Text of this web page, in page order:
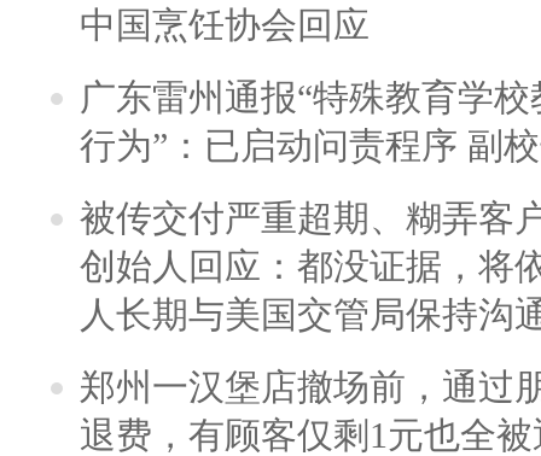
中国烹饪协会回应
广东雷州通报“特殊教育学
行为”：已启动问责程序 副
被传交付严重超期、糊弄客
创始人回应：都没证据，将
人长期与美国交管局保持沟
郑州一汉堡店撤场前，通过
退费，有顾客仅剩1元也全